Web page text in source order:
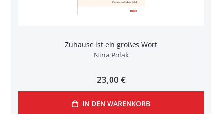
Zuhause ist ein großes Wort
Nina Polak
23,00 €
IN DEN WARENKORB